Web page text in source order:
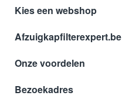
Kies een webshop
Afzuigkapfilterexpert.be
Onze voordelen
Bezoekadres